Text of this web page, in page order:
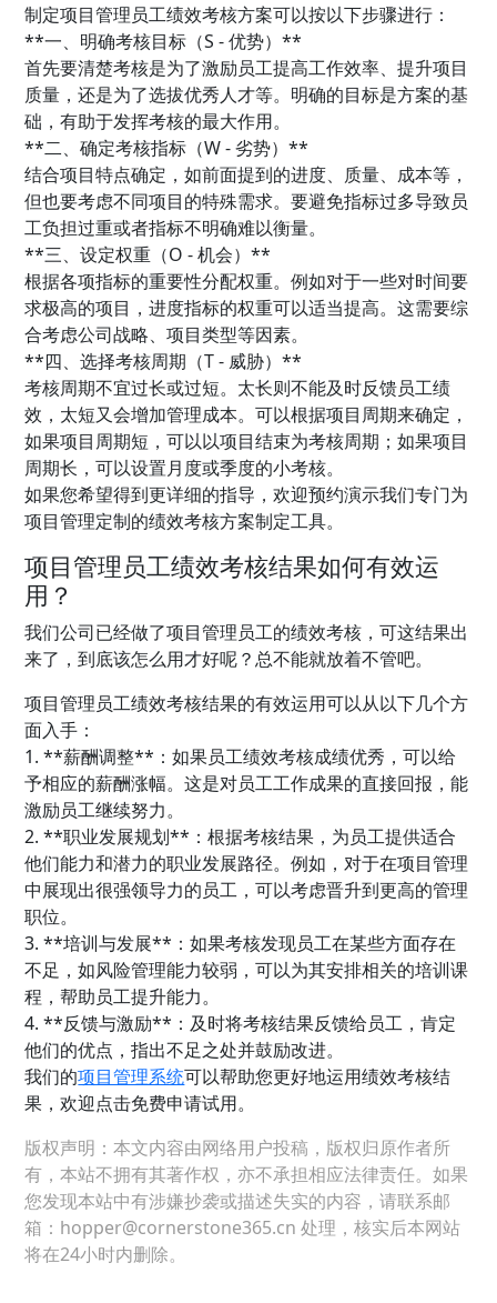
制定项目管理员工绩效考核方案可以按以下步骤进行：
**一、明确考核目标（S - 优势）**
首先要清楚考核是为了激励员工提高工作效率、提升项目
质量，还是为了选拔优秀人才等。明确的目标是方案的基
础，有助于发挥考核的最大作用。
**二、确定考核指标（W - 劣势）**
结合项目特点确定，如前面提到的进度、质量、成本等，
但也要考虑不同项目的特殊需求。要避免指标过多导致员
工负担过重或者指标不明确难以衡量。
**三、设定权重（O - 机会）**
根据各项指标的重要性分配权重。例如对于一些对时间要
求极高的项目，进度指标的权重可以适当提高。这需要综
合考虑公司战略、项目类型等因素。
**四、选择考核周期（T - 威胁）**
考核周期不宜过长或过短。太长则不能及时反馈员工绩
效，太短又会增加管理成本。可以根据项目周期来确定，
如果项目周期短，可以以项目结束为考核周期；如果项目
周期长，可以设置月度或季度的小考核。
如果您希望得到更详细的指导，欢迎预约演示我们专门为
项目管理定制的绩效考核方案制定工具。
项目管理员工绩效考核结果如何有效运
用？
我们公司已经做了项目管理员工的绩效考核，可这结果出
来了，到底该怎么用才好呢？总不能就放着不管吧。
项目管理员工绩效考核结果的有效运用可以从以下几个方
面入手：
1. **薪酬调整**：如果员工绩效考核成绩优秀，可以给
予相应的薪酬涨幅。这是对员工工作成果的直接回报，能
激励员工继续努力。
2. **职业发展规划**：根据考核结果，为员工提供适合
他们能力和潜力的职业发展路径。例如，对于在项目管理
中展现出很强领导力的员工，可以考虑晋升到更高的管理
职位。
3. **培训与发展**：如果考核发现员工在某些方面存在
不足，如风险管理能力较弱，可以为其安排相关的培训课
程，帮助员工提升能力。
4. **反馈与激励**：及时将考核结果反馈给员工，肯定
他们的优点，指出不足之处并鼓励改进。
我们的项目管理系统可以帮助您更好地运用绩效考核结
果，欢迎点击免费申请试用。
版权声明：本文内容由网络用户投稿，版权归原作者所
有，本站不拥有其著作权，亦不承担相应法律责任。如果
您发现本站中有涉嫌抄袭或描述失实的内容，请联系邮
箱：hopper@cornerstone365.cn 处理，核实后本网站
将在24小时内删除。